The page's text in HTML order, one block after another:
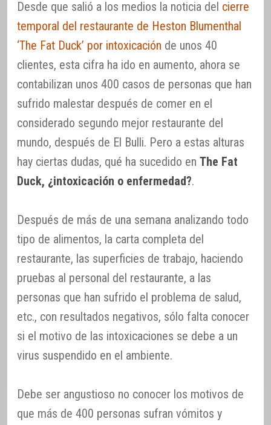
Desde que salió a los medios la noticia del cierre
temporal del restaurante de Heston Blumenthal
‘The Fat Duck’ por intoxicación de unos 40
clientes, esta cifra ha ido en aumento, ahora se
contabilizan unos 400 casos de personas que han
sufrido malestar después de comer en el
considerado segundo mejor restaurante del
mundo, después de El Bulli. Pero a estas alturas
hay ciertas dudas, qué ha sucedido en The Fat
Duck, ¿intoxicación o enfermedad?.
Después de más de una semana analizando todo
tipo de alimentos, la carta completa del
restaurante, las superficies de trabajo, haciendo
pruebas al personal del restaurante, a las
personas que han sufrido el problema de salud,
etc., con resultados negativos, sólo falta conocer
si el motivo de las intoxicaciones se debe a un
virus suspendido en el ambiente.
Debe ser angustioso no conocer los motivos de
que más de 400 personas sufran vómitos y